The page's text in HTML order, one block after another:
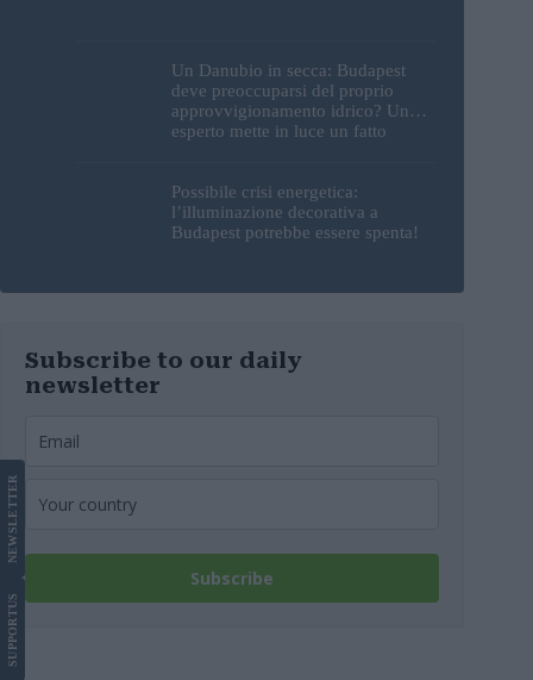
Un Danubio in secca: Budapest
deve preoccuparsi del proprio
approvvigionamento idrico? Un
esperto mette in luce un fatto
Possibile crisi energetica:
l’illuminazione decorativa a
Budapest potrebbe essere spenta!
Subscribe to our daily
newsletter
Subscribe
SUPPORT
US
NEWS
LETTER